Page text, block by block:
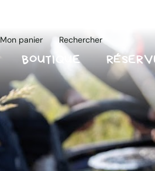
BOUTIQUE
Mon panier Rechercher